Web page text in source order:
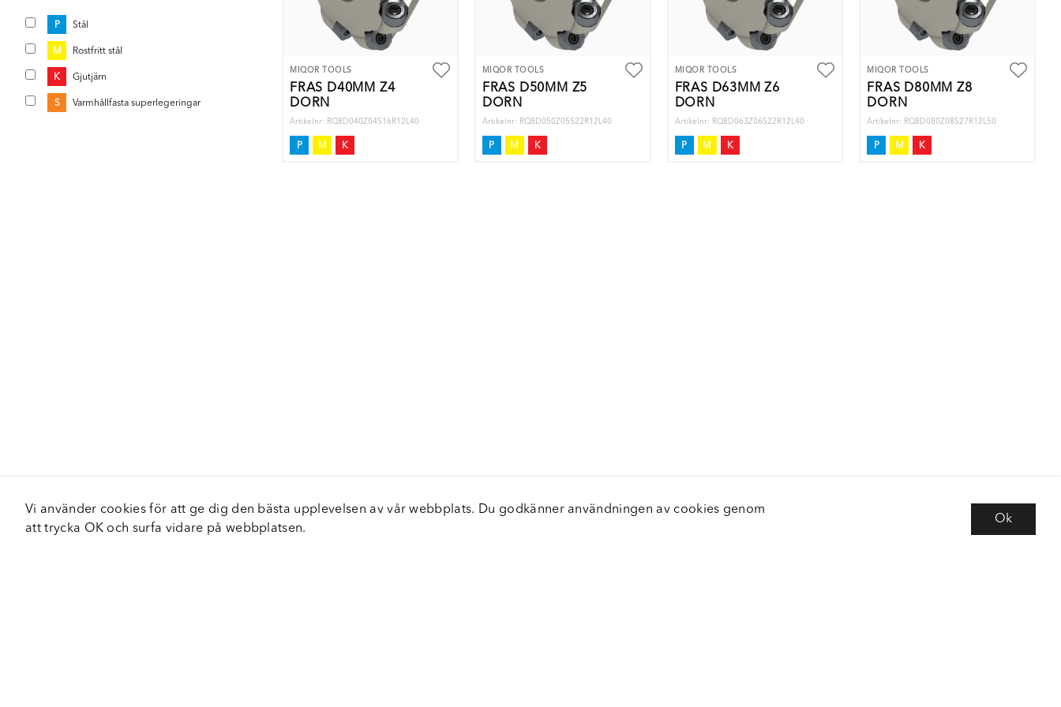
P Stål
M Rostfritt stål
K Gjutjärn
S Varmhållfasta superlegeringar
MIQOR TOOLS
FRÄS D40MM Z4
DORN
Artikelnr: RQ8D040Z04S16R12L40
P M K
MIQOR TOOLS
FRÄS D50MM Z5
DORN
Artikelnr: RQ8D050Z05S22R12L40
P M K
MIQOR TOOLS
FRÄS D63MM Z6
DORN
Artikelnr: RQ8D063Z06S22R12L40
P M K
MIQOR TOOLS
FRÄS D80MM Z8
DORN
Artikelnr: RQ8D080Z08S27R12L50
P M K
Vi använder cookies för att ge dig den bästa upplevelsen av vår webbplats. Du godkänner användningen av cookies genom
att trycka OK och surfa vidare på webbplatsen.
Ok